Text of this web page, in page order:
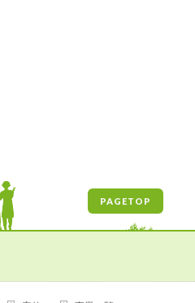
PAGETOP